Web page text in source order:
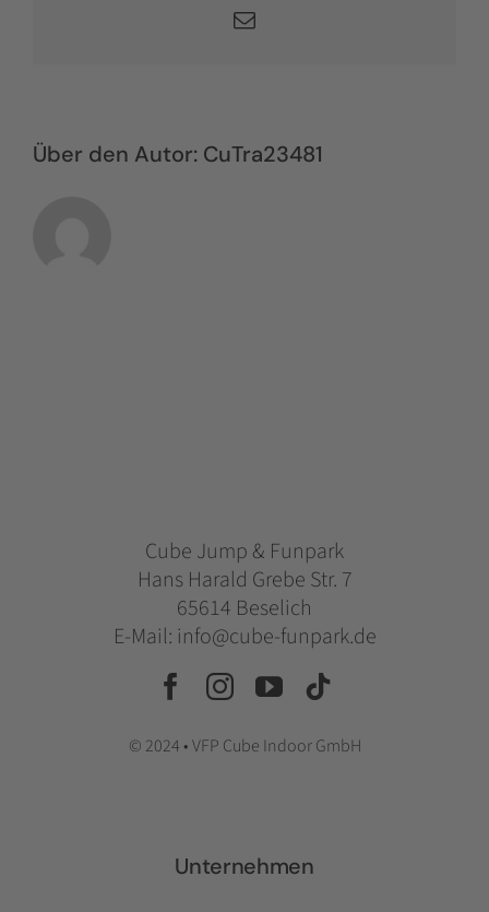
E-
Über den Autor: CuTra23481
Cube Jump & Funpark
Hans Harald Grebe Str. 7
65614 Beselich
E-Mail: info@cube-funpark.de
© 2024 • VFP Cube Indoor GmbH
Unternehmen